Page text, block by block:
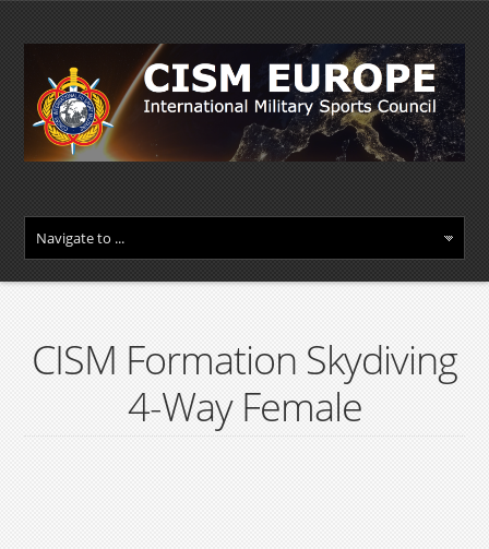
CISM Formation Skydiving
4-Way Female